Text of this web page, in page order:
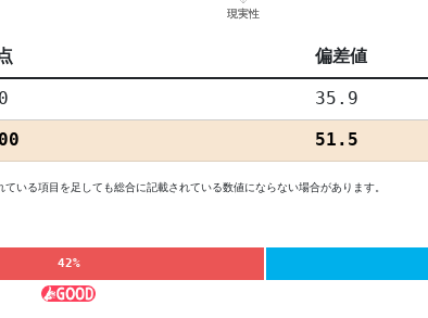
偏差値
35.9
51.5
いる項目を足しても総合に記載されている数値にならない場合があります。
42%